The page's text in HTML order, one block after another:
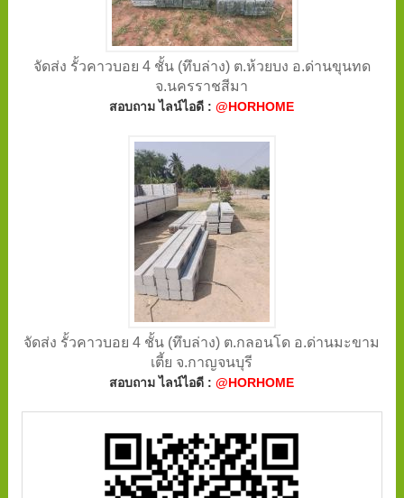
จัดส่ง รั้วคาวบอย 4 ชั้น (ทึบล่าง) ต.ห้วยบง อ.ด่านขุนทด
จ.นครราชสีมา
สอบถาม ไลน์ไอดี :@HORHOME
จัดส่ง รั้วคาวบอย 4 ชั้น (ทึบล่าง) ต.กลอนโด อ.ด่านมะขาม
เตี้ย จ.กาญจนบุรี
สอบถาม ไลน์ไอดี :@HORHOME